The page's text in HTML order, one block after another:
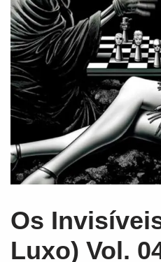
Os
Luxo) Vol.